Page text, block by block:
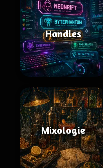
Handles
Mixologie